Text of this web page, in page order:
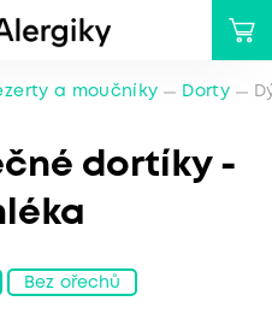
a moučníky Dorty
dortíky -
Bez ořechů